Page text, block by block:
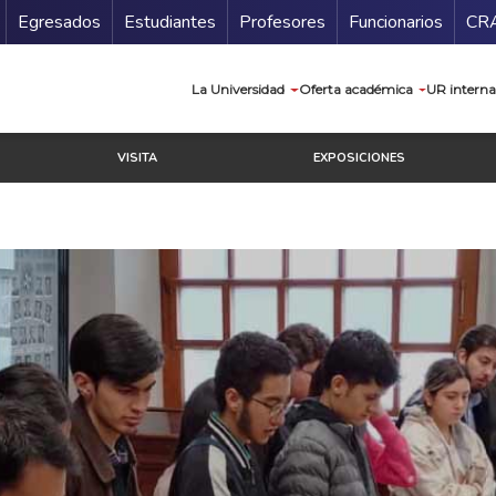
Secundario
Egresados Estudiantes Profesores Funcionarios
La Universidad Oferta académica UR
VISITA EXPOSICIONES